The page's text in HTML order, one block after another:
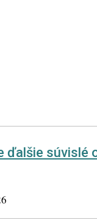
ďalšie súvislé